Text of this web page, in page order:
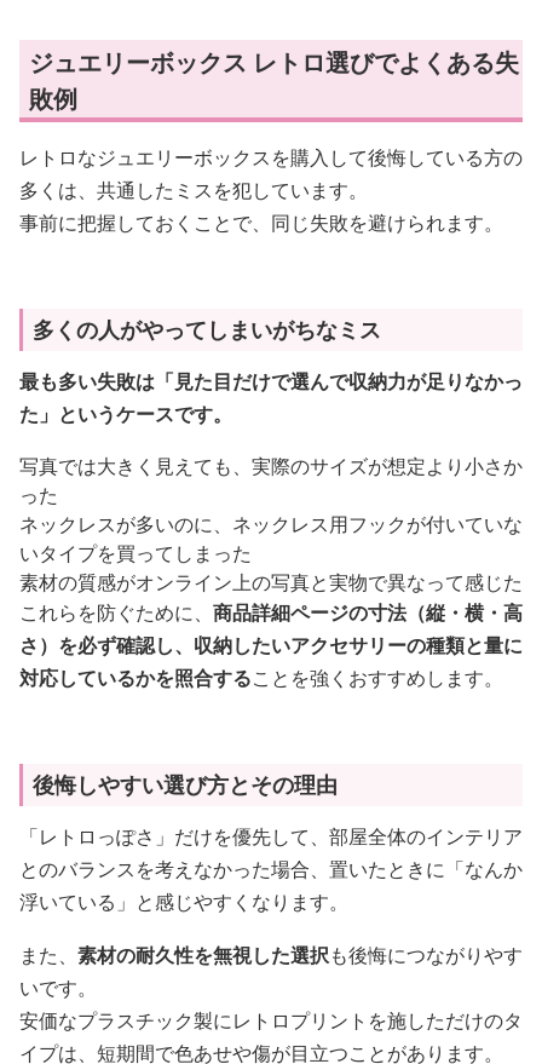
ジュエリーボックス レトロ選びでよくある失
敗例
レトロなジュエリーボックスを購入して後悔している方の
多くは、共通したミスを犯しています。
事前に把握しておくことで、同じ失敗を避けられます。
多くの人がやってしまいがちなミス
最も多い失敗は「見た目だけで選んで収納力が足りなかっ
た」というケースです。
写真では大きく見えても、実際のサイズが想定より小さか
った
ネックレスが多いのに、ネックレス用フックが付いていな
いタイプを買ってしまった
素材の質感がオンライン上の写真と実物で異なって感じた
これらを防ぐために、 商品詳細ページの寸法（縦・横・高
さ）を必ず確認し、収納したいアクセサリーの種類と量に
対応しているかを照合することを強くおすすめします。
後悔しやすい選び方とその理由
「レトロっぽさ」だけを優先して、部屋全体のインテリア
とのバランスを考えなかった場合、置いたときに「なんか
浮いている」と感じやすくなります。
また、 素材の耐久性を無視した選択も後悔につながりやす
いです。
安価なプラスチック製にレトロプリントを施しただけのタ
イプは、短期間で色あせや傷が目立つことがあります。